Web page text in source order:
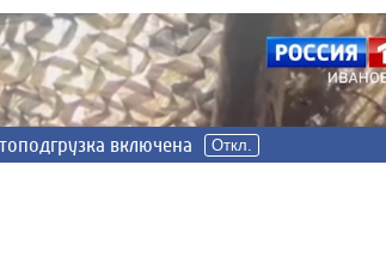
включена Откл.
включена Откл.